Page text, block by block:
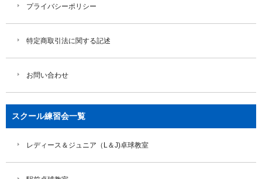
プライバシーポリシー
特定商取引法に関する記述
お問い合わせ
スクール練習会一覧
レディース＆ジュニア（L＆J)卓球教室